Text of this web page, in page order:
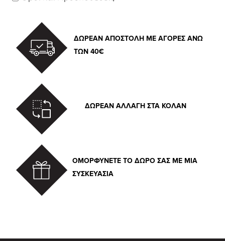
ΔΩΡΕΑΝ ΑΠΟΣΤΟΛΗ ΜΕ ΑΓΟΡΕΣ ΑΝΩ
ΤΩΝ 40€
ΔΩΡΕΑΝ ΑΛΛΑΓΗ ΣΤΑ ΚΟΛΑΝ
ΟΜΟΡΦΥΝΕΤΕ ΤΟ ΔΩΡΟ ΣΑΣ ΜΕ ΜΙΑ
ΣΥΣΚΕΥΑΣΙΑ